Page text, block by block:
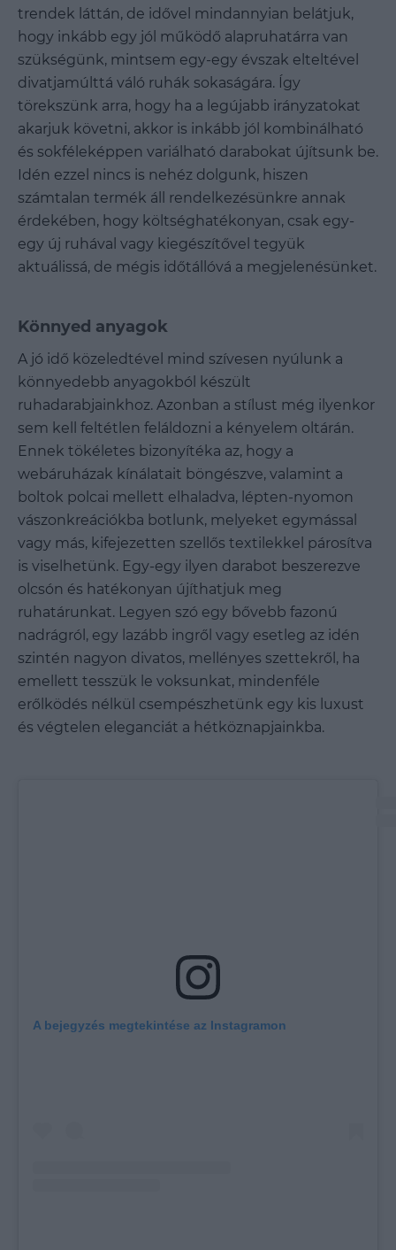
trendek láttán, de idővel mindannyian belátjuk,
hogy inkább egy jól működő alapruhatárra van
szükségünk, mintsem egy-egy évszak elteltével
divatjamúlttá váló ruhák sokaságára. Így
törekszünk arra, hogy ha a legújabb irányzatokat
akarjuk követni, akkor is inkább jól kombinálható
és sokféleképpen variálható darabokat újítsunk be.
Idén ezzel nincs is nehéz dolgunk, hiszen
számtalan termék áll rendelkezésünkre annak
érdekében, hogy költséghatékonyan, csak egy-
egy új ruhával vagy kiegészítővel tegyük
aktuálissá, de mégis időtállóvá a megjelenésünket.
Könnyed anyagok
A jó idő közeledtével mind szívesen nyúlunk a
könnyedebb anyagokból készült
ruhadarabjainkhoz. Azonban a stílust még ilyenkor
sem kell feltétlen feláldozni a kényelem oltárán.
Ennek tökéletes bizonyítéka az, hogy a
webáruházak kínálatait böngészve, valamint a
boltok polcai mellett elhaladva, lépten-nyomon
vászonkreációkba botlunk, melyeket egymással
vagy más, kifejezetten szellős textilekkel párosítva
is viselhetünk. Egy-egy ilyen darabot beszerezve
olcsón és hatékonyan újíthatjuk meg
ruhatárunkat. Legyen szó egy bővebb fazonú
nadrágról, egy lazább ingről vagy esetleg az idén
szintén nagyon divatos, mellényes szettekről, ha
emellett tesszük le voksunkat, mindenféle
erőlködés nélkül csempészhetünk egy kis luxust
és végtelen eleganciát a hétköznapjainkba.
A bejegyzés megtekintése az Instagramon